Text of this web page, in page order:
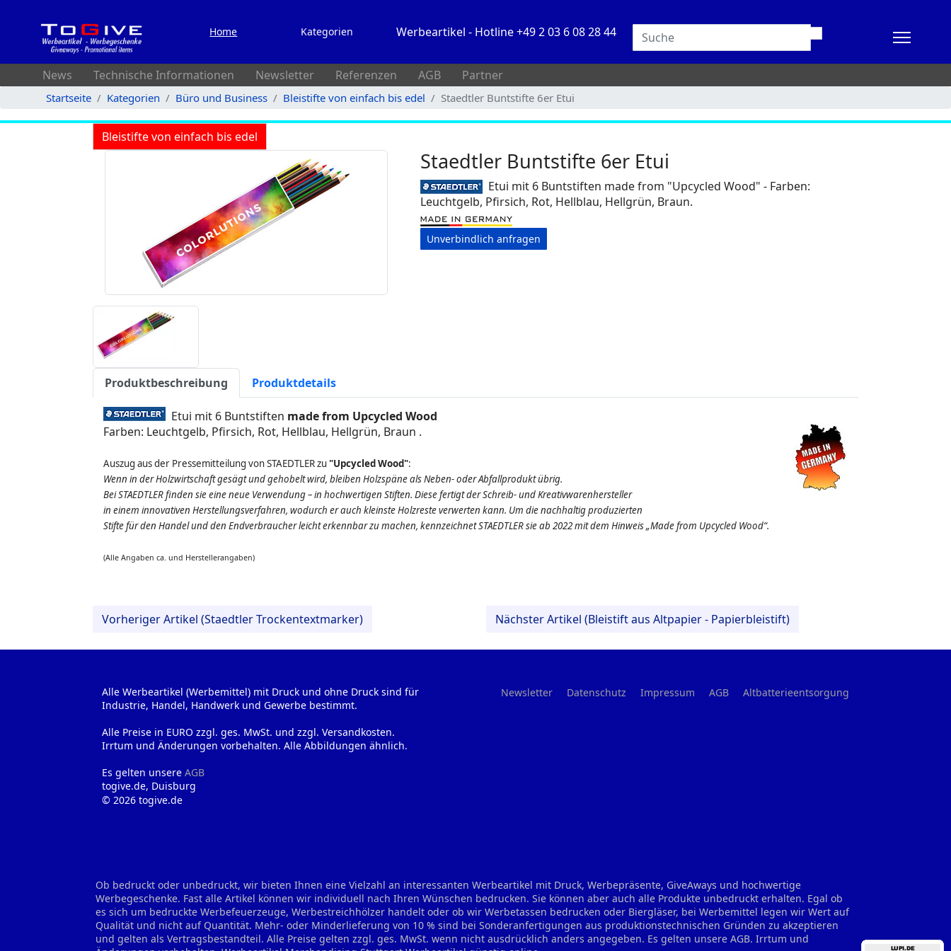
Home Kategorien Werbeartikel - Hotline +49 2 03 6 08 28 44
News Technische Informationen Newsletter Referenzen AGB Partner
Startseite Kategorien Büro und Business Bleistifte von einfach bis edel Staedtler Buntstifte 6er Etui
Bleistifte von einfach bis edel
Staedtler Buntstifte 6er Etui
Etui mit 6 Buntstiften made from "Upcycled Wood" - Farben:
Leuchtgelb, Pfirsich, Rot, Hellblau, Hellgrün, Braun.
Unverbindlich anfragen
Produktbeschreibung Produktdetails
Etui mit 6 Buntstiften made from Upcycled Wood
Farben: Leuchtgelb, Pfirsich, Rot, Hellblau, Hellgrün, Braun .
Auszug aus der Pressemitteilung von STAEDTLER zu"Upcycled Wood":
Wenn in der Holzwirtschaft gesägt und gehobelt wird, bleiben Holzspäne als Neben- oder Abfallprodukt übrig.
Bei STAEDTLER finden sie eine neue Verwendung – in hochwertigen Stiften. Diese fertigt der Schreib- und Kreativwarenhersteller
in einem innovativen Herstellungsverfahren, wodurch er auch kleinste Holzreste verwerten kann. Um die nachhaltig produzierten
Stifte für den Handel und den Endverbraucher leicht erkennbar zu machen, kennzeichnet STAEDTLER sie ab 2022 mit dem Hinweis „Made from Upcycled Wood“.
(Alle Angaben ca. und Herstellerangaben)
Vorheriger Artikel (Staedtler Trockentextmarker) Nächster Artikel (Bleistift aus Altpapier - Papierbleistift)
Alle Werbeartikel (Werbemittel) mit Druck und ohne Druck sind für
Industrie, Handel, Handwerk und Gewerbe bestimmt.
Alle Preise in EURO zzgl. ges. MwSt. und zzgl. Versandkosten.
Irrtum und Änderungen vorbehalten. Alle Abbildungen ähnlich.
Es gelten unsere AGB
togive.de, Duisburg
© 2026 togive.de
Newsletter Datenschutz Impressum AGB Altbatterieentsorgung
Ob bedruckt oder unbedruckt, wir bieten Ihnen eine Vielzahl an interessanten Werbeartikel mit Druck, Werbepräsente, GiveAways und hochwertige
Werbegeschenke. Fast alle Artikel können wir individuell nach Ihren Wünschen bedrucken. Sie können aber auch alle Produkte unbedruckt erhalten. Egal ob
es sich um bedruckte Werbefeuerzeuge, Werbestreichhölzer handelt oder ob wir Werbetassen bedrucken oder Biergläser, bei Werbemittel legen wir Wert auf
Qualität und nicht auf Quantität. Mehr- oder Minderlieferung von 10 % sind bei Sonderanfertigungen aus produktionstechnischen Gründen zu akzeptieren
und gelten als Vertragsbestandteil. Alle Preise gelten zzgl. ges. MwSt. wenn nicht ausdrücklich anders angegeben. Es gelten unsere AGB. Irrtum und